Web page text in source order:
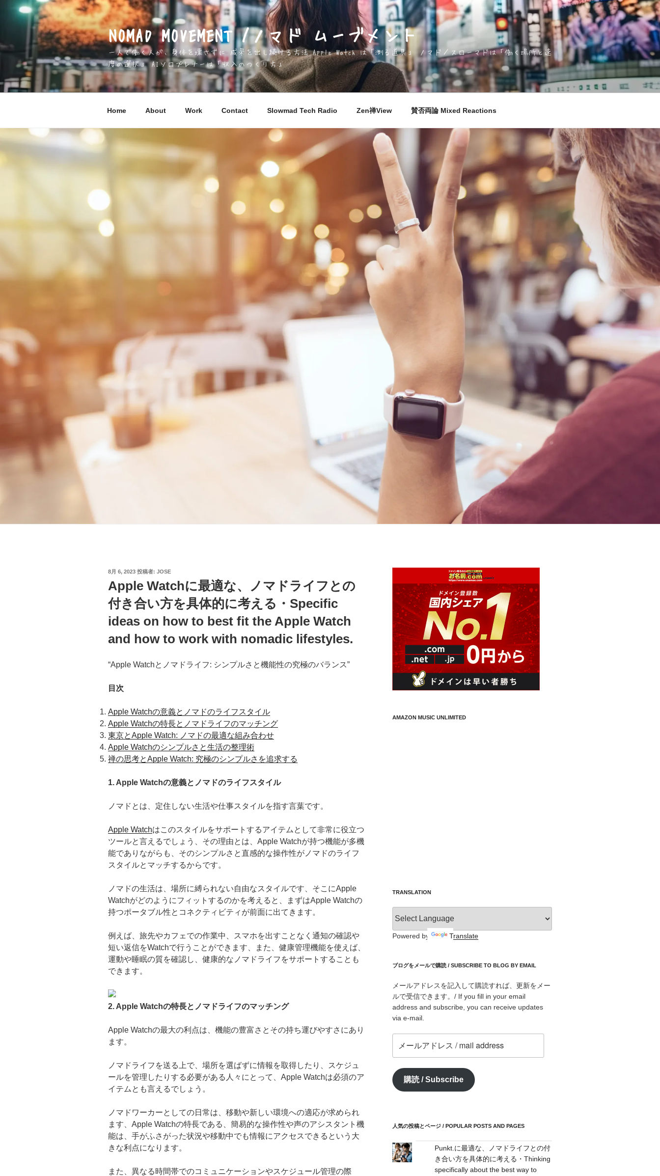
キ
NOMAD MOVEMENT /ノマド ムーブメント
一人で働く人が、身体を壊さずに 成果を出し続ける方法 Apple Watch は「測る道具」 ノマド／スローマドは「働く場所と速
度の選択」 AIソロプレナーは「収入のつくり方」
Home About Work Contact Slowmad Tech Radio Zen禅View 賛否両論 Mixed Reactions
投
日:
8月 6, 2023 投稿者: JOSE
Apple Watchに最適な、ノマドライフとの
付き合い方を具体的に考える・Specific
ideas on how to best fit the Apple Watch
and how to work with nomadic lifestyles.
“Apple Watchとノマドライフ: シンプルさと機能性の究極のバランス”
目次
Apple Watchの意義とノマドのライフスタイル
Apple Watchの特長とノマドライフのマッチング
東京とApple Watch: ノマドの最適な組み合わせ
Apple Watchのシンプルさと生活の整理術
禅の思考とApple Watch: 究極のシンプルさを追求する
1. Apple Watchの意義とノマドのライフスタイル
ノマドとは、定住しない生活や仕事スタイルを指す言葉です。
Apple Watchはこのスタイルをサポートするアイテムとして非常に役立つ
ツールと言えるでしょう、その理由とは、Apple Watchが持つ機能が多機
能でありながらも、そのシンプルさと直感的な操作性がノマドのライフ
スタイルとマッチするからです。
ノマドの生活は、場所に縛られない自由なスタイルです、そこにApple
Watchがどのようにフィットするのかを考えると、まずはApple Watchの
持つポータブル性とコネクティビティが前面に出てきます。
例えば、旅先やカフェでの作業中、スマホを出すことなく通知の確認や
短い返信をWatchで行うことができます、また、健康管理機能を使えば、
運動や睡眠の質を確認し、健康的なノマドライフをサポートすることも
できます。
2. Apple Watchの特長とノマドライフのマッチング
Apple Watchの最大の利点は、機能の豊富さとその持ち運びやすさにあり
ます。
ノマドライフを送る上で、場所を選ばずに情報を取得したり、スケジュ
ールを管理したりする必要がある人々にとって、Apple Watchは必須のア
イテムとも言えるでしょう。
ノマドワーカーとしての日常は、移動や新しい環境への適応が求められ
ます、Apple Watchの特長である、簡易的な操作性や声のアシスタント機
能は、手がふさがった状況や移動中でも情報にアクセスできるという大
きな利点になります。
また、異なる時間帯でのコミュニケーションやスケジュール管理の際
AMAZON MUSIC UNLIMITED
TRANSLATION
Powered by Translate
ブログをメールで購読 / SUBSCRIBE TO BLOG BY EMAIL
メールアドレスを記入して購読すれば、更新をメー
ルで受信できます。/ If you fill in your email
address and subscribe, you can receive updates
via e-mail.
ル
ア
ド
レ
mail
購読 / Subscribe
人気の投稿とページ / POPULAR POSTS AND PAGES
Punkt.に最適な、ノマドライフとの付
き合い方を具体的に考える・Thinking
specifically about the best way to